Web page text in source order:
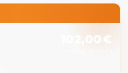
102,00€